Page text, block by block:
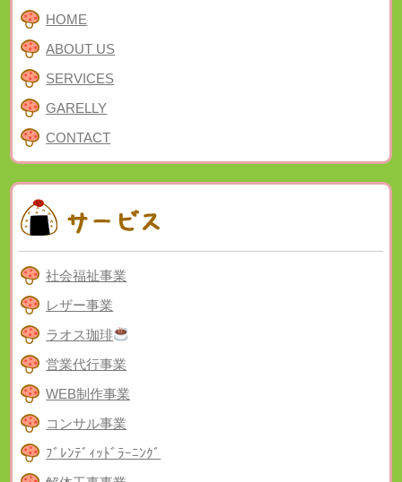
HOME
ABOUT US
SERVICES
GARELLY
CONTACT
社会福祉事業
レザー事業
ラオス珈琲
営業代行事業
WEB制作事業
コンサル事業
ﾌﾞﾚﾝﾃﾞｨｯﾄﾞﾗｰﾆﾝｸﾞ